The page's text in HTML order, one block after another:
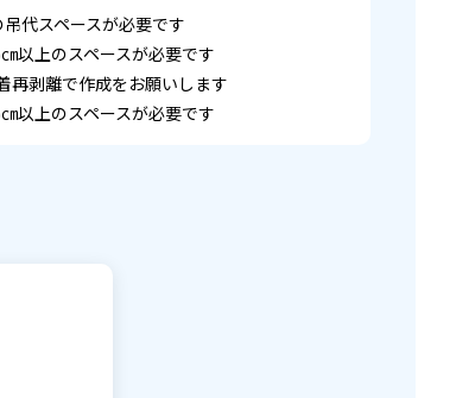
吊代スペースが必要です
以上のスペースが必要です
再剥離で作成をお願いします
以上のスペースが必要です